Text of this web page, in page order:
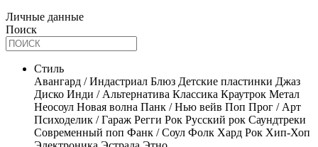
Личные данные
Поиск
Стиль
Авангард / Индастриал Блюз Детские пластинки Джаз
Диско Инди / Альтернатива Классика Краутрок Метал
Неосоул Новая волна Панк / Нью вейв Поп Прог / Арт
Психоделик / Гараж Регги Рок Русский рок Саундтреки
Современный поп Фанк / Соул Фолк Хард Рок Хип-Хоп